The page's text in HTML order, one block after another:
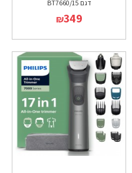
דגם BT7660/15
₪349